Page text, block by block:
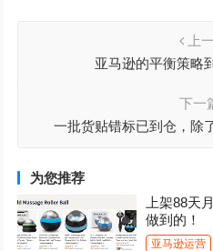
上
亚马逊的平衡策略
下一
一批货贴错标已到仓，除
为您推荐
上架88天
做到的！
亚马逊运营